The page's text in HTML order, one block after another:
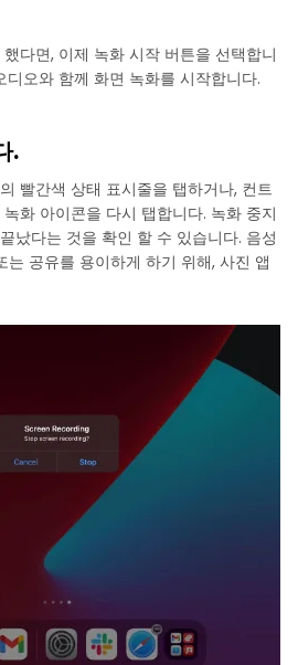
다면, 이제 녹화 시작 버튼을 선택합니
오와 함께 화면 녹화를 시작합니다.
.
빨간색 상태 표시줄을 탭하거나, 컨트
화 아이콘을 다시 탭합니다. 녹화 중지
났다는 것을 확인 할 수 있습니다. 음성
는 공유를 용이하게 하기 위해, 사진 앱